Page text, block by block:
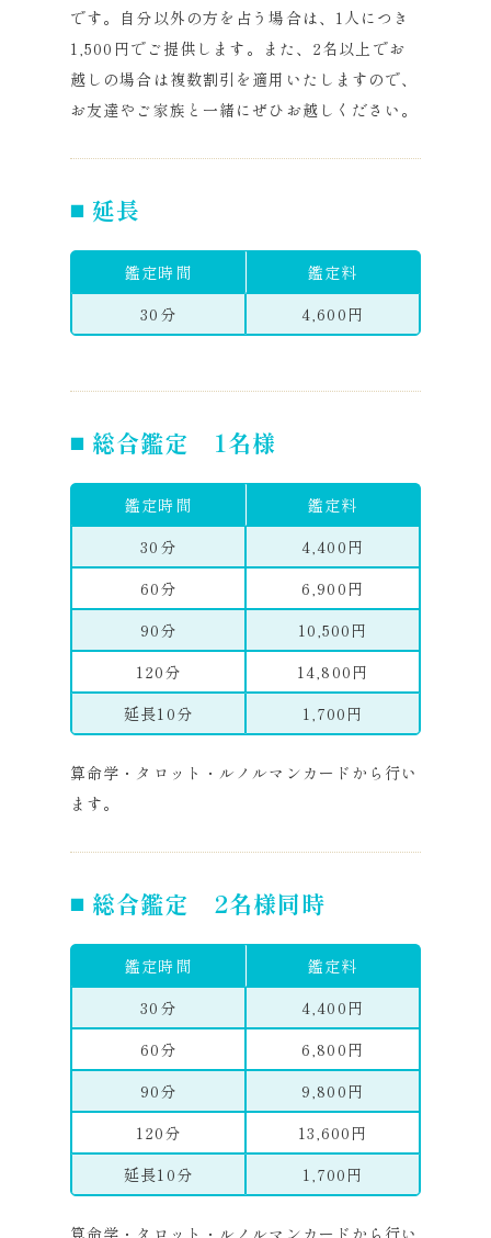
です。自分以外の方を占う場合は、1人につき
1,500円でご提供します。また、2名以上でお
越しの場合は複数割引を適用いたしますので、
お友達やご家族と一緒にぜひお越しください。
延長
鑑定時間
鑑定料
30分
4,600円
総合鑑定 1名様
鑑定時間
鑑定料
30分
4,400円
60分
6,900円
90分
10,500円
120分
14,800円
延長10分
1,700円
算命学・タロット・ルノルマンカードから行い
ます。
総合鑑定 2名様同時
鑑定時間
鑑定料
30分
4,400円
60分
6,800円
90分
9,800円
120分
13,600円
延長10分
1,700円
算命学・タロット・ルノルマンカードから行い